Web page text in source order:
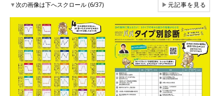
▼次の画像は下へスクロール (6/37) ▶元記事を見る